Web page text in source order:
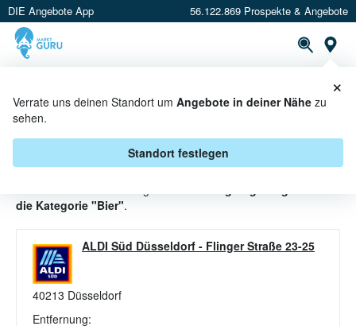
DIE Angebote App 56.122.869 Prospekte & Angebote
Verrate uns deinen Standort um Angebote in deiner Nähe zu
sehen.
Standort festlegen
×
BIER ANGEBOTE & AKTIONEN BEI
die Kategorie "Bier".
ALDI Süd Düsseldorf - Flinger Straße 23-25
40213 Düsseldorf
Entfernung: